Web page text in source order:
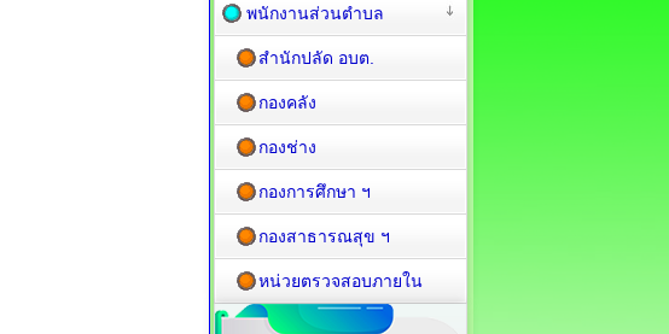
พนักงานส่วนตำบล
สำนักปลัด อบต.
กองคลัง
กองช่าง
กองการศึกษา ฯ
กองสาธารณสุข ฯ
หน่วยตรวจสอบภายใน